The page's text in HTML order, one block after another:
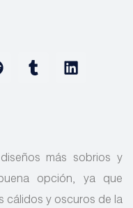
más sobrios y
opción, ya que
cálidos y oscuros de la